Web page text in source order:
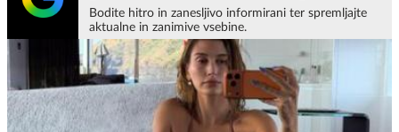
Bodite hitro in zanesljivo informirani ter spremljajte
aktualne in zanimive vsebine.